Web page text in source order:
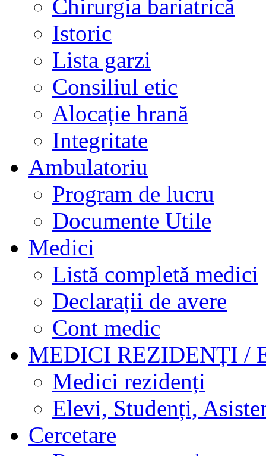
Chirurgia bariatrică
Istoric
Lista garzi
Consiliul etic
Alocație hrană
Integritate
Ambulatoriu
Program de lucru
Documente Utile
Medici
Listă completă medici
Declarații de avere
Cont medic
MEDICI REZIDENȚI /
Medici rezidenți
Elevi, Studenți,
Cercetare